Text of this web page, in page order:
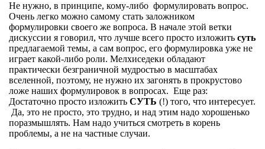
Не нужно, в принципе, кому-либо формулировать вопрос.
Очень легко можно самому стать заложником
формулировки своего же вопроса. В начале этой ветки
дискуссии я говорил, что лучше всего просто изложить суть
предлагаемой темы, а сам вопрос, его формулировка уже не
играет какой-либо роли. Мелхиседеки обладают
практически безграничной мудростью в масштабах
вселенной, поэтому, не нужно их загонять в прокрустово
ложе наших формулировок в вопросах. Еще раз:
Достаточно просто изложить СУТЬ (!) того, что интересует.
Да, это не просто, это трудно, и над этим надо хорошенько
поразмышлять. Нам надо учиться смотреть в корень
проблемы, а не на частные случаи.